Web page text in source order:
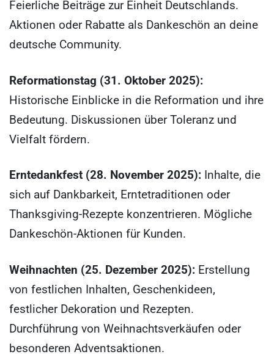
Feierliche Beiträge zur Einheit Deutschlands.
Aktionen oder Rabatte als Dankeschön an deine
deutsche Community.
Reformationstag (31. Oktober 2025):
Historische Einblicke in die Reformation und ihre
Bedeutung. Diskussionen über Toleranz und
Vielfalt fördern.
Erntedankfest (28. November 2025): Inhalte, die
sich auf Dankbarkeit, Erntetraditionen oder
Thanksgiving-Rezepte konzentrieren. Mögliche
Dankeschön-Aktionen für Kunden.
Weihnachten (25. Dezember 2025): Erstellung
von festlichen Inhalten, Geschenkideen,
festlicher Dekoration und Rezepten.
Durchführung von Weihnachtsverkäufen oder
besonderen Adventsaktionen.